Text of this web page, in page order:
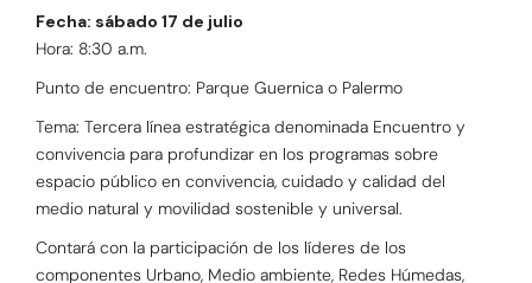
Fecha: sábado 17 de julio
Hora: 8:30 a.m.
Punto de encuentro: Parque Guernica o Palermo
Tema: Tercera línea estratégica denominada Encuentro y
convivencia para profundizar en los programas sobre
espacio público en convivencia, cuidado y calidad del
medio natural y movilidad sostenible y universal.
Contará con la participación de los líderes de los
componentes Urbano, Medio ambiente, Redes Húmedas,